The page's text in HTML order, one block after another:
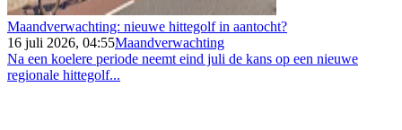
Maandverwachting: nieuwe hittegolf in aantocht?
16 juli 2026, 04:55Maandverwachting
Na een koelere periode neemt eind juli de kans op een nieuwe
regionale hittegolf...